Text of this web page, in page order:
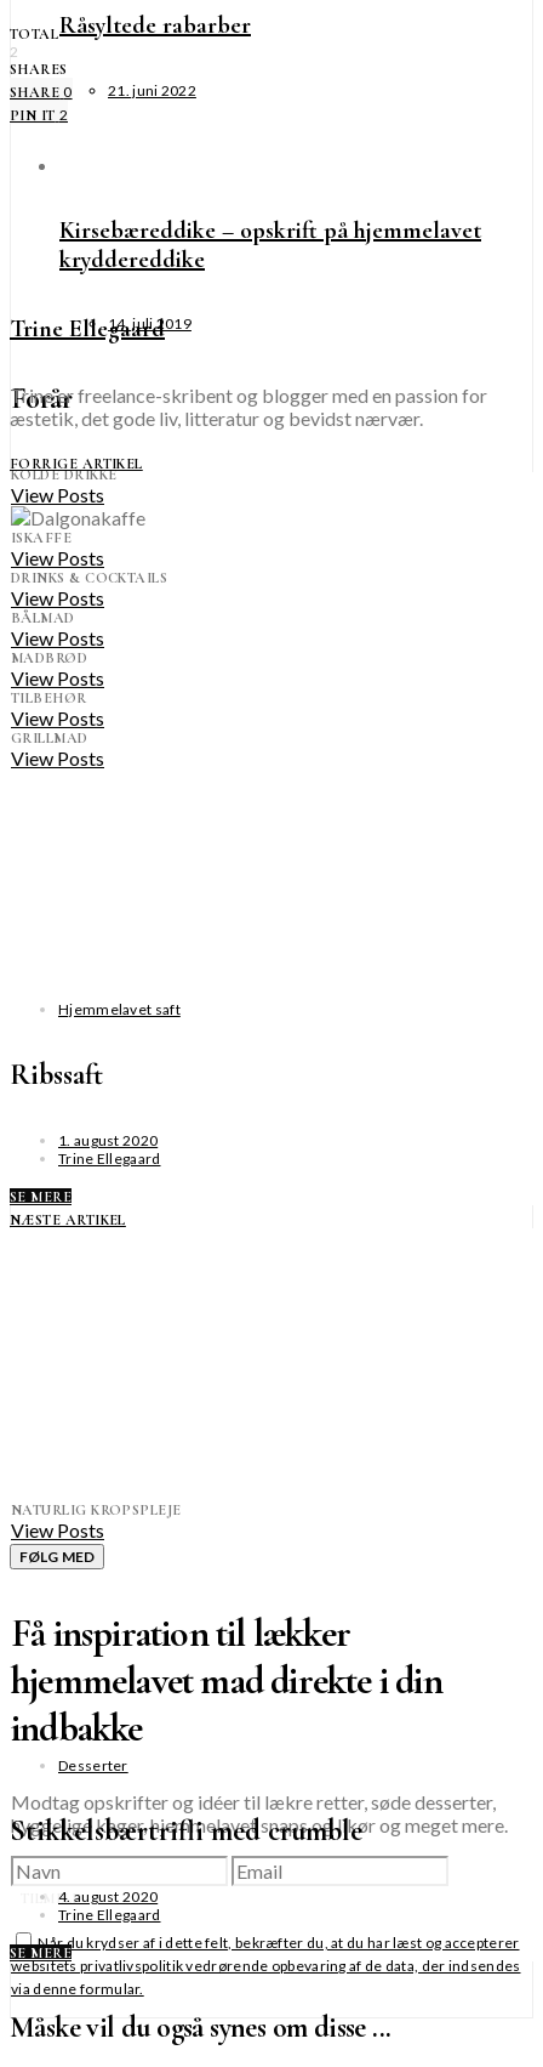
Råsyltede rabarber
21. juni 2022
Kirsebæreddike – opskrift på hjemmelavet
kryddereddike
14. juli 2019
Forår
KOLDE DRIKKE
View Posts
ISKAFFE
View Posts
DRINKS & COCKTAILS
View Posts
BÅLMAD
View Posts
MADBRØD
View Posts
TILBEHØR
View Posts
GRILLMAD
View Posts
NATURLIG KROPSPLEJE
View Posts
FØLG MED
Få inspiration til lækker
hjemmelavet mad direkte i din
indbakke
Modtag opskrifter og idéer til lækre retter, søde desserter,
hyggelige kager, hjemmelavet snaps og likør og meget mere.
TILMELD
Når du krydser af i dette felt, bekræfter du, at du har læst og accepterer
websitets privatlivspolitik vedrørende opbevaring af de data, der indsendes
via denne formular.
TOTAL
2
SHARES
SHARE 0
PIN IT 2
Trine Ellegaard
Trine er freelance-skribent og blogger med en passion for
æstetik, det gode liv, litteratur og bevidst nærvær.
FORRIGE ARTIKEL
Hjemmelavet saft
Ribssaft
1. august 2020
Trine Ellegaard
SE MERE
NÆSTE ARTIKEL
Desserter
Stikkelsbærtrifli med crumble
4. august 2020
Trine Ellegaard
SE MERE
Måske vil du også synes om disse ...